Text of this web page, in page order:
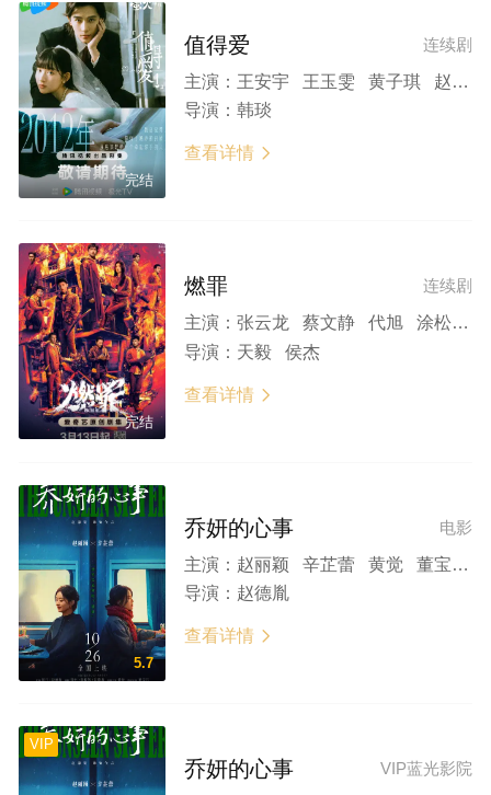
完结
连续剧
值得爱
主演： 王安宇 王玉雯 黄子琪 赵佳丽 张帆 杨昀昊 耿乐 张宥浩 孙嘉灵 程莉莎 郭晓东
导演： 韩琰
查看详情 
完结
连续剧
燃罪
主演： 张云龙 蔡文静 代旭 涂松岩 王龙正 王同辉 张帆 苏劲源 李家豪
导演： 天毅 侯杰
查看详情 
5.7
电影
乔妍的心事
主演： 赵丽颖 辛芷蕾 黄觉 董宝石 安沺 小爱 王梓薇 张帆 冯雪雅 韩玺曈 杭程宇 崔俊 甫枭虎 李延 张会苓 王福安
导演： 赵德胤
查看详情 
VIP
VIP蓝光影院
乔妍的心事